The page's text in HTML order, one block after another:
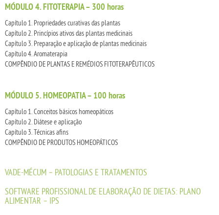
MÓDULO 4. FITOTERAPIA – 300 horas
Capítulo 1. Propriedades curativas das plantas
Capítulo 2. Princípios ativos das plantas medicinais
Capítulo 3. Preparação e aplicação de plantas medicinais
Capítulo 4. Aromaterapia
COMPÊNDIO DE PLANTAS E REMÉDIOS FITOTERAPÊUTICOS
MÓDULO 5. HOMEOPATIA – 100 horas
Capítulo 1. Conceitos básicos homeopáticos
Capítulo 2. Diátese e aplicação
Capítulo 3. Técnicas afins
COMPÊNDIO DE PRODUTOS HOMEOPÁTICOS
VADE-MÉCUM – PATOLOGIAS E TRATAMENTOS
SOFTWARE PROFISSIONAL DE ELABORAÇÃO DE DIETAS: PLANO
ALIMENTAR – IPS